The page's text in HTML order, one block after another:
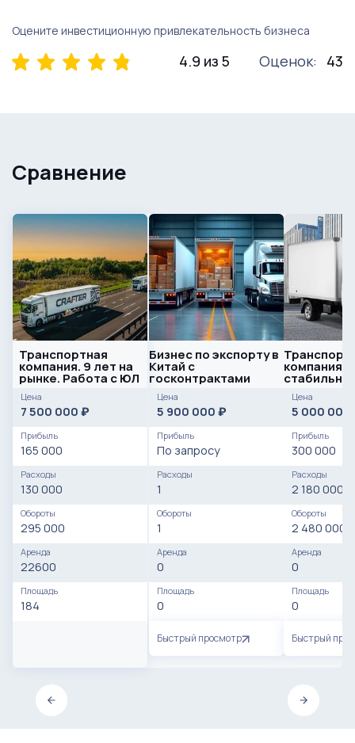
Оцените инвестиционную привлекательность бизнеса
4.9 из 5 Оценок: 43
Сравнение
Транспортная
компания. 9 лет на
рынке. Работа с ЮЛ
Цена
7 500 000 ₽
Прибыль
165 000
Расходы
130 000
Обороты
295 000
Аренда
22600
Площадь
184
Бизнес по экспорту в
Китай с
госконтрактами
Цена
5 900 000 ₽
Прибыль
По запросу
Расходы
1
Обороты
1
Аренда
0
Площадь
0
Быстрый просмотр
компания /
/ автопарк
Цена
5 000 000
Прибыль
300 000
Расходы
2 180 000
Обороты
2 480 000
Аренда
0
Площадь
0
Быстрый